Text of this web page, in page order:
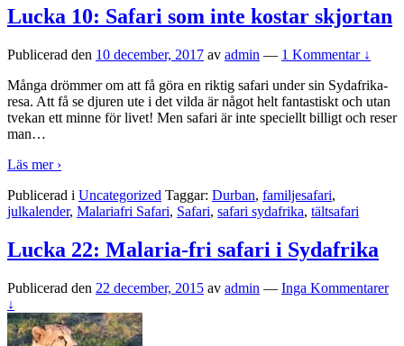
Lucka 10: Safari som inte kostar skjortan
Publicerad den 10 december, 2017 av admin — 1 Kommentar ↓
Många drömmer om att få göra en riktig safari under sin Sydafrika-
resa. Att få se djuren ute i det vilda är något helt fantastiskt och utan
tvekan ett minne för livet! Men safari är inte speciellt billigt och reser
man…
Läs mer ›
Publicerad i Uncategorized Taggar: Durban, familjesafari,
julkalender, Malariafri Safari, Safari, safari sydafrika, tältsafari
Lucka 22: Malaria-fri safari i Sydafrika
Publicerad den 22 december, 2015 av admin — Inga Kommentarer
↓